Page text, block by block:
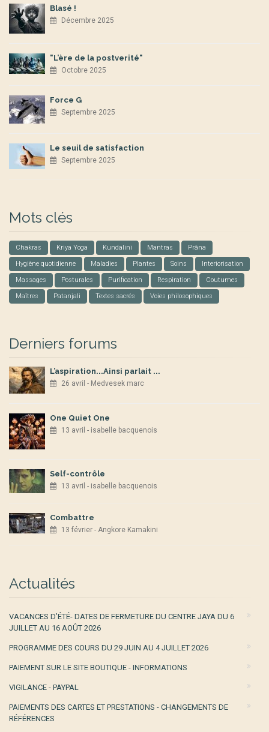
Blasé !
Décembre 2025
"L’ère de la postverité"
Octobre 2025
Force G
Septembre 2025
Le seuil de satisfaction
Septembre 2025
Mots clés
Chakras Kriya Yoga Kundalini Mantras Prâna
Hygiène quotidienne Maladies Plantes Soins Interiorisation
Massages Posturales Purification Respiration Coutumes
Maîtres Patanjali Textes sacrés Voies philosophiques
Derniers forums
L’aspiration...Ainsi parlait ...
26 avril - Medvesek marc
One Quiet One
13 avril - isabelle bacquenois
Self-contrôle
13 avril - isabelle bacquenois
Combattre
13 février - Angkore Kamakini
Actualités
VACANCES D’ÉTÉ- DATES DE FERMETURE DU CENTRE JAYA DU 6
JUILLET AU 16 AOÛT 2026
PROGRAMME DES COURS DU 29 JUIN AU 4 JUILLET 2026
PAIEMENT SUR LE SITE BOUTIQUE - INFORMATIONS
VIGILANCE - PAYPAL
PAIEMENTS DES CARTES ET PRESTATIONS - CHANGEMENTS DE
RÉFÉRENCES